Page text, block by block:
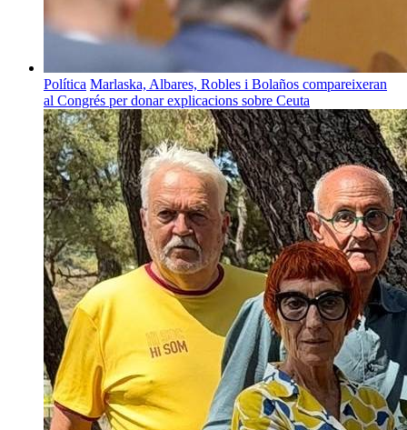
Política Marlaska, Albares, Robles i Bolaños compareixeran
al Congrés per donar explicacions sobre Ceuta